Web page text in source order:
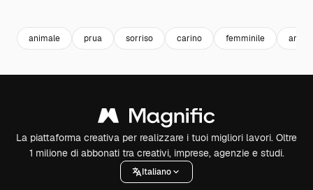
animale prua sorriso carino femminile
La piattaforma creativa per realizzare i tuoi migliori lavori. Oltre
1 milione di abbonati tra creativi, imprese, agenzie e studi.
Italiano